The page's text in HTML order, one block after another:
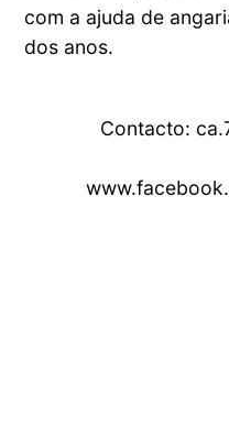
com a ajuda de
dos anos.
Contacto: